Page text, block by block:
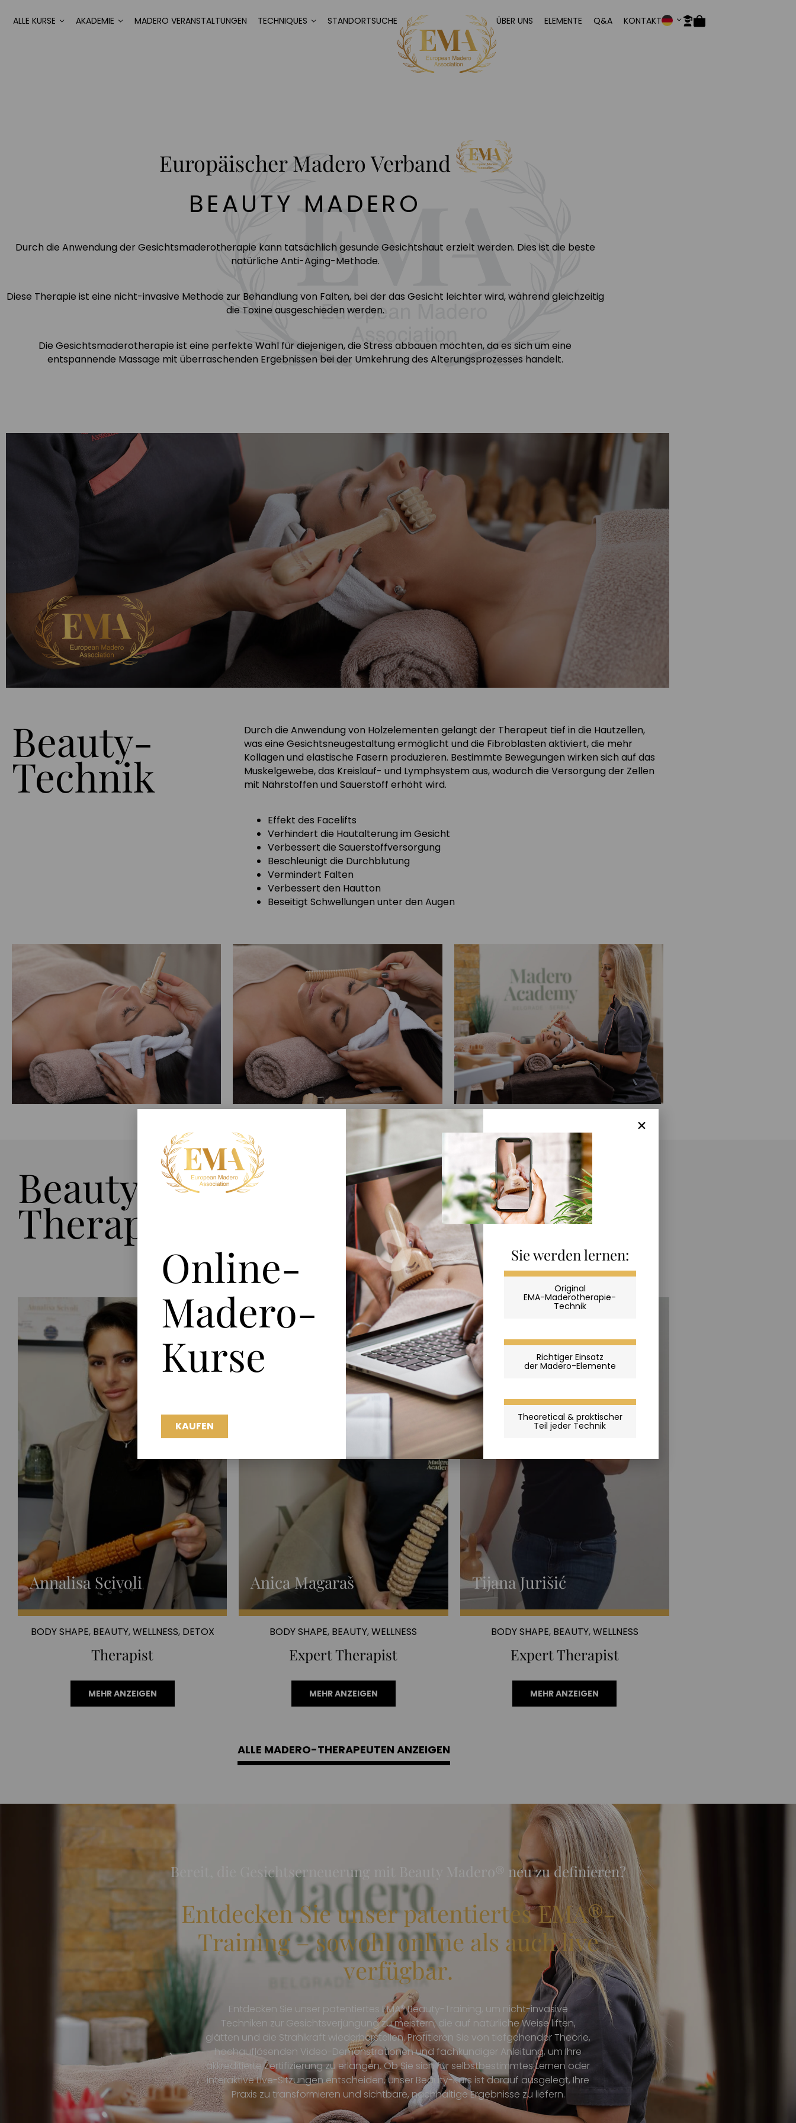
ALLE KURSE AKADEMIE MADERO VERANSTALTUNGEN TECHNIQUES STANDORTSUCHE ÜBER UNS ELEMENTE Q&A KONTAKT
Europäischer Madero Verband
BEAUTY MADERO
Durch die Anwendung der Gesichtsmaderotherapie kann tatsächlich gesunde Gesichtshaut erzielt werden. Dies ist die beste
natürliche Anti-Aging-Methode.
Diese Therapie ist eine nicht-invasive Methode zur Behandlung von Falten, bei der das Gesicht leichter wird, während gleichzeitig
die Toxine ausgeschieden werden.
Die Gesichtsmaderotherapie ist eine perfekte Wahl für diejenigen, die Stress abbauen möchten, da es sich um eine
entspannende Massage mit überraschenden Ergebnissen bei der Umkehrung des Alterungsprozesses handelt.
Beauty-
Technik
Durch die Anwendung von Holzelementen gelangt der Therapeut tief in die Hautzellen,
was eine Gesichtsneugestaltung ermöglicht und die Fibroblasten aktiviert, die mehr
Kollagen und elastische Fasern produzieren. Bestimmte Bewegungen wirken sich auf das
Muskelgewebe, das Kreislauf- und Lymphsystem aus, wodurch die Versorgung der Zellen
mit Nährstoffen und Sauerstoff erhöht wird.
Effekt des Facelifts
Verhindert die Hautalterung im Gesicht
Verbessert die Sauerstoffversorgung
Beschleunigt die Durchblutung
Vermindert Falten
Verbessert den Hautton
Beseitigt Schwellungen unter den Augen
Beauty-
Therapeuten
Madero-Therapeuten, die von der
Europäischen Madero Association lizenziert
sind, zeichnen sich durch Qualität und
Fachkenntnisse bei der Anwendung von
Annalisa Scivoli
BODY SHAPE, BEAUTY,WELLNESS, DETOX
Therapist
MEHR ANZEIGEN
Anica Magaraš
BODY SHAPE, BEAUTY,WELLNESS
Expert Therapist
MEHR ANZEIGEN
Tijana Jurišić
BODY SHAPE, BEAUTY,WELLNESS
Expert Therapist
MEHR ANZEIGEN
ALLE MADERO-THERAPEUTEN ANZEIGEN
Bereit, die Gesichtserneuerung mit Beauty Madero® neu zu definieren?
Entdecken Sie unser patentiertes EMA®-
Training – sowohl online als auch live
verfügbar.
Entdecken Sie unser patentiertes EMA® Beauty-Training, um nicht-invasive
Techniken zur Gesichtsverjüngung zu meistern, die auf natürliche Weise liften,
glätten und die Strahlkraft wiederherstellen. Profitieren Sie von tiefgehender Theorie,
hochauflösenden Video-Demonstrationen und fachkundiger Anleitung, um Ihre
akkreditierte Zertifizierung zu erlangen. Ob Sie sich für selbstbestimmtes Lernen oder
interaktive Live-Sitzungen entscheiden, unser Beauty-Kurs ist darauf ausgelegt, Ihre
Praxis zu transformieren und sichtbare, nachhaltige Ergebnisse zu liefern.
Online-
Madero-
Kurse
KAUFEN
Sie werden lernen:
Original
EMA-Maderotherapie-
Technik
Richtiger Einsatz
der Madero-Elemente
Theoretical & praktischer
Teil jeder Technik